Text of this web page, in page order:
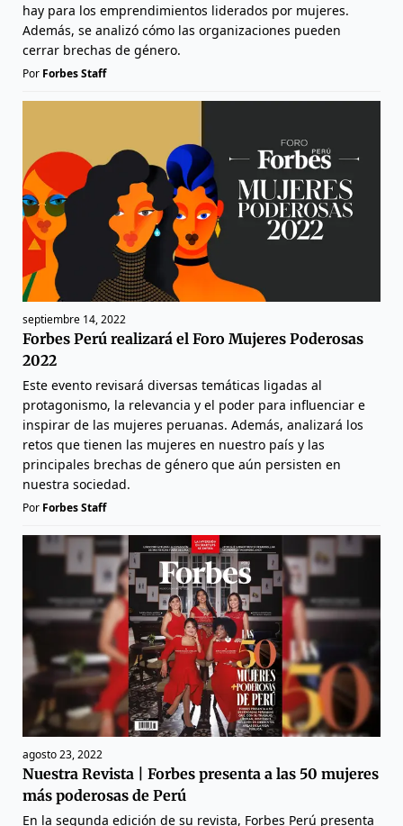
hay para los emprendimientos liderados por mujeres.
Además, se analizó cómo las organizaciones pueden
cerrar brechas de género.
Por Forbes Staff
septiembre 14, 2022
Forbes Perú realizará el Foro Mujeres Poderosas
2022
Este evento revisará diversas temáticas ligadas al
protagonismo, la relevancia y el poder para influenciar e
inspirar de las mujeres peruanas. Además, analizará los
retos que tienen las mujeres en nuestro país y las
principales brechas de género que aún persisten en
nuestra sociedad.
Por Forbes Staff
agosto 23, 2022
Nuestra Revista | Forbes presenta a las 50 mujeres
más poderosas de Perú
En la segunda edición de su revista, Forbes Perú presenta